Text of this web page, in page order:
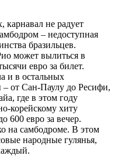
карнавал не радует
– недоступная
бразильцев.
может вылиться в
евро за билет.
и в остальных
– от Сан-Паулу до Ресифи,
где в этом году
корейскому хиту
600 евро за вечер.
на самбодроме. В этом
народные гулянья,